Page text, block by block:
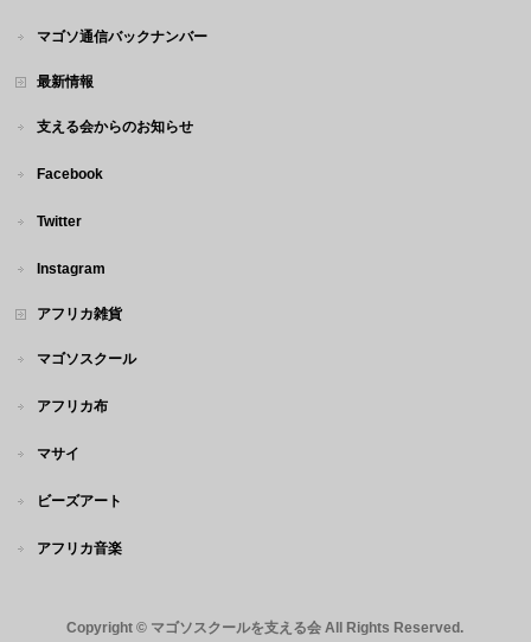
マゴソ通信バックナンバー
最新情報
支える会からのお知らせ
Facebook
Twitter
Instagram
アフリカ雑貨
マゴソスクール
アフリカ布
マサイ
ビーズアート
アフリカ音楽
Copyright © マゴソスクールを支える会 All Rights Reserved.